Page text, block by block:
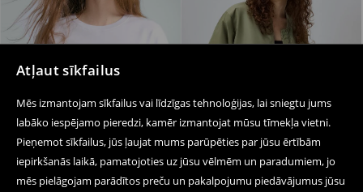
Atļaut sīkfailus
Mēs izmantojam sīkfailus vai līdzīgas tehnoloģijas, lai sniegtu jums
labāko iespējamo pieredzi, kamēr izmantojat mūsu tīmekļa vietni.
Pieņemot sīkfailus, jūs ļaujat mums parūpēties par jūsu ērtībām
iepirkšanās laikā, pamatojoties uz jūsu vēlmēm un paradumiem, jo
mēs pielāgojam parādītos preču un pakalpojumu piedāvājumus jūsu